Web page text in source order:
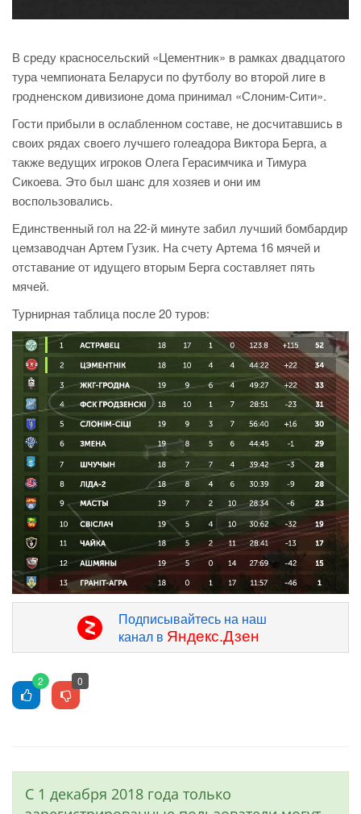
В среду красносельский «Цементник» в рамках двадцатого
тура чемпионата Беларуси по футболу во второй лиге в
гродненском дивизионе дома принимал «Слоним-Сити».
Гости прибыли в ослабленном составе, не досчитавшись в
своих рядах своего лучшего голеадора Виктора Берга, а
также ведущих игроков Олега Герасимчика и Тимура
Сикоева. Это был шанс для хозяев и они им
воспользовались.
Единственный гол на 22-й минуте забил лучший бомбардир
цемзаводчан Артем Гузик. На счету Артема 16 мячей и
отставание от идущего вторым Берга составляет пять
мячей.
Турнирная таблица после 20 туров:
Подписывайтесь на наш
канал в Яндекс.Дзен
2 0
С 1 декабря 2018 года только